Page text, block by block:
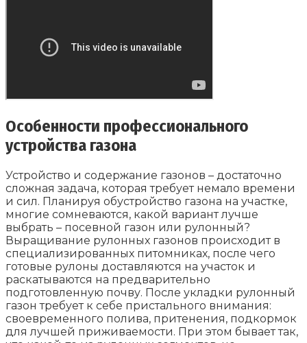
Особенности профессионального
устройства газона
Устройство и содержание газонов – достаточно
сложная задача, которая требует немало времени
и сил. Планируя обустройство газона на участке,
многие сомневаются, какой вариант лучше
выбрать – посевной газон или рулонный?
Выращивание рулонных газонов происходит в
специализированных питомниках, после чего
готовые рулоны доставляются на участок и
раскатываются на предварительно
подготовленную почву. После укладки рулонный
газон требует к себе пристального внимания:
своевременного полива, притенения, подкормок
для лучшей приживаемости. При этом бывает так,